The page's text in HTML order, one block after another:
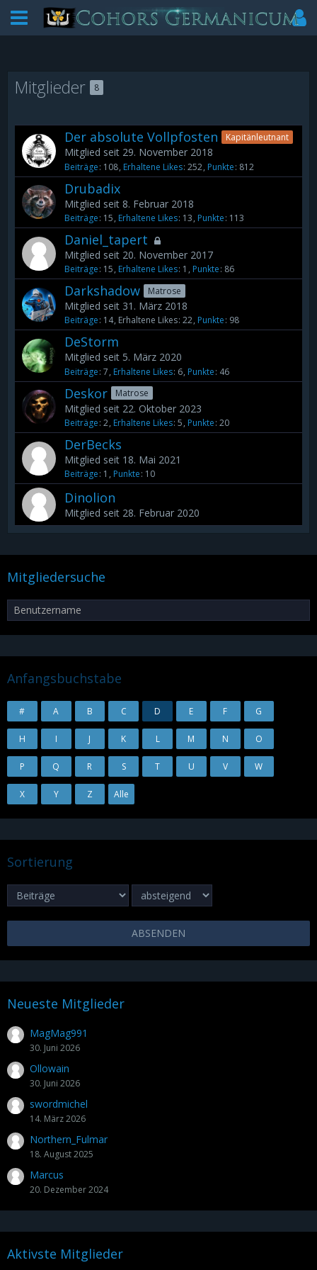
Mitglieder 8
Der absolute Vollpfosten Kapitänleutnant
Mitglied seit 29. November 2018
Beiträge 108 Erhaltene Likes 252 Punkte 812
Drubadix
Mitglied seit 8. Februar 2018
Beiträge 15 Erhaltene Likes 13 Punkte 113
Daniel_tapert
Mitglied seit 20. November 2017
Beiträge 15 Erhaltene Likes 1 Punkte 86
Darkshadow Matrose
Mitglied seit 31. März 2018
Beiträge 14 Erhaltene Likes 22 Punkte 98
DeStorm
Mitglied seit 5. März 2020
Beiträge 7 Erhaltene Likes 6 Punkte 46
Deskor Matrose
Mitglied seit 22. Oktober 2023
Beiträge 2 Erhaltene Likes 5 Punkte 20
DerBecks
Mitglied seit 18. Mai 2021
Beiträge 1 Punkte 10
Dinolion
Mitglied seit 28. Februar 2020
Mitgliedersuche
Anfangsbuchstabe
# A B C D E F G
H I J K L M N O
P Q R S T U V W
X Y Z Alle
Sortierung
Neueste Mitglieder
MagMag991
30. Juni 2026
Ollowain
30. Juni 2026
swordmichel
14. März 2026
Northern_Fulmar
18. August 2025
Marcus
20. Dezember 2024
Aktivste Mitglieder